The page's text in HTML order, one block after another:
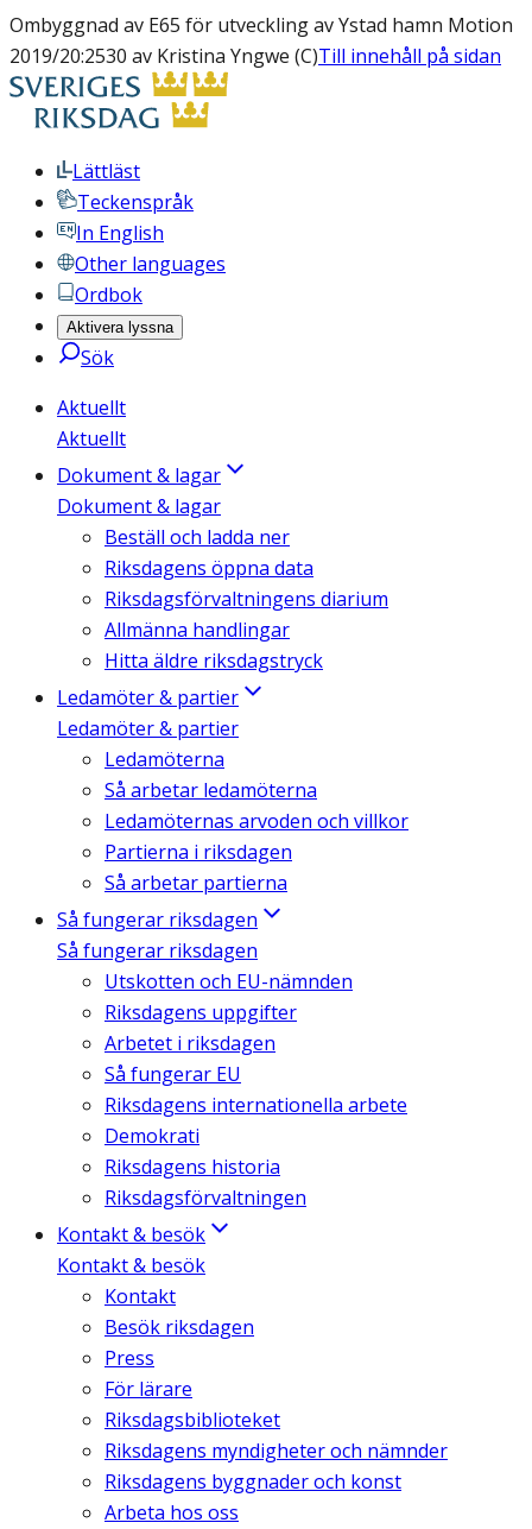
Ombyggnad av E65 för utveckling av Ystad hamn Motion
2019/20:2530 av Kristina Yngwe (C)Till innehåll på sidan
Lättläst
Teckenspråk
In English
Other languages
Ordbok
Aktivera lyssna
Sök
Aktuellt
Aktuellt
Dokument & lagar
Dokument & lagar
Beställ och ladda ner
Riksdagens öppna data
Riksdagsförvaltningens diarium
Allmänna handlingar
Hitta äldre riksdagstryck
Ledamöter & partier
Ledamöter & partier
Ledamöterna
Så arbetar ledamöterna
Ledamöternas arvoden och villkor
Partierna i riksdagen
Så arbetar partierna
Så fungerar riksdagen
Så fungerar riksdagen
Utskotten och EU-nämnden
Riksdagens uppgifter
Arbetet i riksdagen
Så fungerar EU
Riksdagens internationella arbete
Demokrati
Riksdagens historia
Riksdagsförvaltningen
Kontakt & besök
Kontakt & besök
Kontakt
Besök riksdagen
Press
För lärare
Riksdagsbiblioteket
Riksdagens myndigheter och nämnder
Riksdagens byggnader och konst
Arbeta hos oss